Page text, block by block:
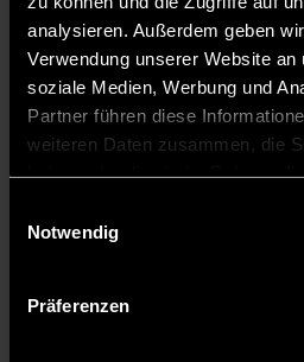
analysieren. Außerdem geben
Verwendung unserer Website
soziale Medien, Werbung und
Partner führen diese
weiteren Daten zusammen, die
Notwendig
Präferenzen